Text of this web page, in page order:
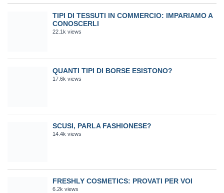
TIPI DI TESSUTI IN COMMERCIO: IMPARIAMO A
CONOSCERLI
22.1k views
QUANTI TIPI DI BORSE ESISTONO?
17.6k views
SCUSI, PARLA FASHIONESE?
14.4k views
FRESHLY COSMETICS: PROVATI PER VOI
6.2k views